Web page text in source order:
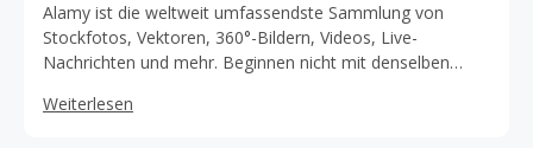
Alamy ist die weltweit umfassendste Sammlung von
Stockfotos, Vektoren, 360°-Bildern, Videos, Live-
Nachrichten und mehr. Beginnen nicht mit denselben
neue, unerwartete Inhalte.
Weiterlesen